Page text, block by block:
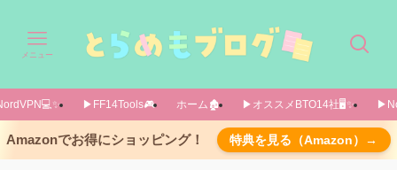
メニュー
▶FF14Tools🎮️ ホーム🏚️ ▶オススメBTO14社🖥️✨️
Amazonでお得にショッピング！ 特典を見る（Amazon）→
導入方法
カスタムプラグインリポジトリを使用します